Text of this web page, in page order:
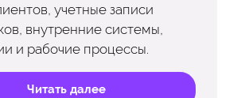
учетные записи
внутренние системы,
и рабочие процессы.
Читать далее